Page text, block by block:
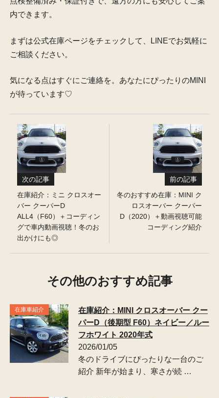
内できます。
まずは公式在庫ページをチェックして、LINEでお気軽に
ご相談ください。
気になる点はすぐにご連絡を。あなたにぴったりのMINI
が待っています♡
次の記事
在庫紹介：ミニ クロスオー
バー クーパーD
ALL4（F60）＋コーディン
グで車内動画視聴！冬のお
出かけにも◎
前の記事
冬のおすすめ在庫：MINI ク
ロスオーバー クーパー
D（2020）＋動画視聴可能
コーディング紹介
その他のおすすめ記事
在庫車紹介
在庫紹介：MINI クロスオーバー クー
パーD（後期型 F60）ネイビー／ルー
フホワイト 2020年式
2026/01/05
冬のドライブにぴったりな一台のご
紹介 新年が始まり、寒さが続 …